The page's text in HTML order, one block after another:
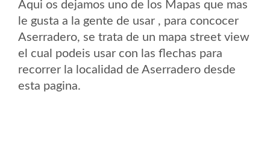
Aqui os dejamos uno de los Mapas que mas
le gusta a la gente de usar , para concocer
Aserradero, se trata de un mapa street view
el cual podeis usar con las flechas para
recorrer la localidad de Aserradero desde
esta pagina.